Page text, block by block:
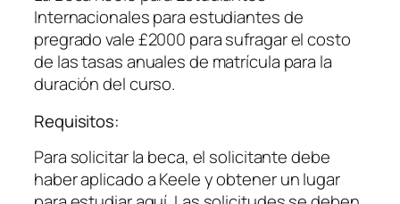
Internacionales para estudiantes de
pregrado vale £2000 para sufragar el costo
de las tasas anuales de matrícula para la
duración del curso.
Requisitos:
Para solicitar la beca, el solicitante debe
haber aplicado a Keele y obtener un lugar